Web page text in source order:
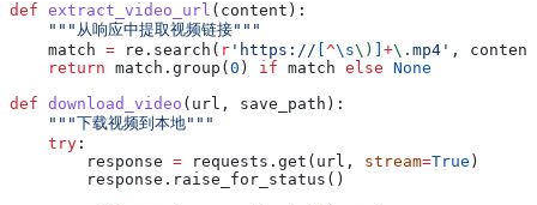
def extract_video_url ( content ):
    """从响应中提取视频链接"""
    match
= re.search( r 'https:// ^\s\) +\. mp4' ,
    return
match.group( 0 ) if match else None
def download_video ( url , save_path ):
    """下载视频到本地"""
    try
:
        response
= requests.get(url, stream=True )
        response.raise_for_status()